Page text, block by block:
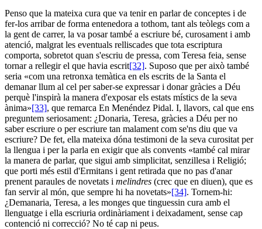
Penso que la mateixa cura que va tenir en parlar de conceptes i de
fer-los arribar de forma entenedora a tothom, tant als teòlegs com a
la gent de carrer, la va posar també a escriure bé, curosament i amb
atenció, malgrat les eventuals relliscades que tota escriptura
comporta, sobretot quan s'escriu de pressa, com Teresa feia, sense
tornar a rellegir el que havia escrit[32]. Suposo que per això també
seria «com una retronxa temàtica en els escrits de la Santa el
demanar llum al cel per saber-se expressar i donar gràcies a Déu
perquè l'inspirà la manera d'exposar els estats místics de la seva
ànima»[33], que remarca En Menéndez Pidal. I, llavors, cal que ens
preguntem seriosament: ¿Donaria, Teresa, gràcies a Déu per no
saber escriure o per escriure tan malament com se'ns diu que va
escriure? De fet, ella mateixa dóna testimoni de la seva curositat per
la llengua i per la parla en exigir que als convents «també cal mirar
la manera de parlar, que sigui amb simplicitat, senzillesa i Religió;
que porti més estil d'Ermitans i gent retirada que no pas d'anar
prenent paraules de novetats i melindres (crec que en diuen), que es
fan servir al món, que sempre hi ha novetats»[34]. Tornem-hi:
¿Demanaria, Teresa, a les monges que tinguessin cura amb el
llenguatge i ella escriuria ordinàriament i deixadament, sense cap
contenció ni correcció? No té cap ni peus.